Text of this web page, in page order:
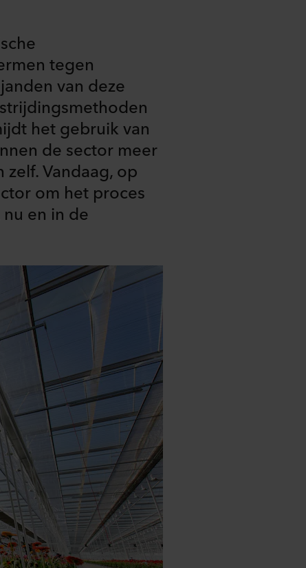
tegen
van deze
het gebruik van
de sector meer
Vandaag, op
om het proces
en in de